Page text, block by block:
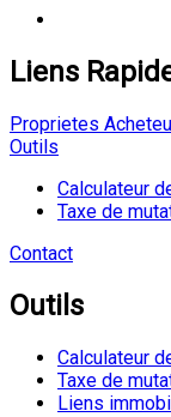
Liens
Proprietes
Outils
Calculateur
Taxe de
Contact
Outils
Calculateur
Taxe de
Liens